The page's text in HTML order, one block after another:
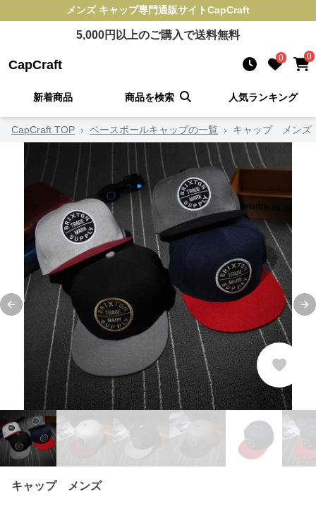
メンズ キャップ専門通販サイトCapCraft
5,000円以上のご購入で送料無料
CapCraft 0 0
新着商品 商品を検索 人気ランキング
CapCraft TOP › ベースボールキャップの一覧 › キャップ メンズ
Previous slide
キャップ メンズ